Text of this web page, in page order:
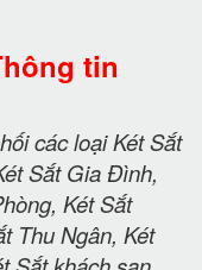
tin
các loại Két Sắt
Sắt Gia Đình,
Két Sắt
Thu Ngân, Két